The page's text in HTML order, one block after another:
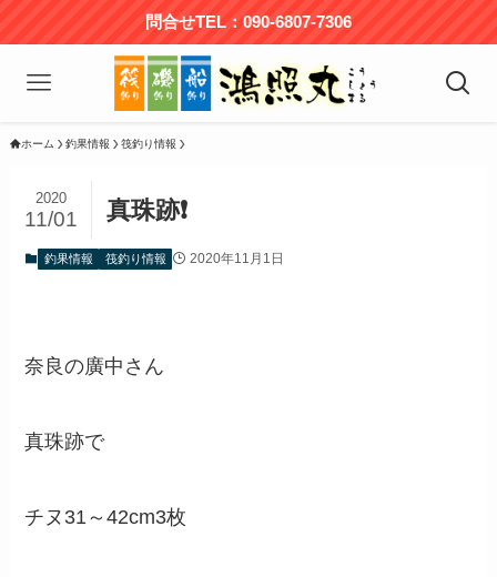
問合せTEL：090-6807-7306
ホーム 釣果情報 筏釣り情報
真珠跡❗
2020
11/01
釣果情報 筏釣り情報 2020年11月1日
奈良の廣中さん
真珠跡で
チヌ31～42cm3枚